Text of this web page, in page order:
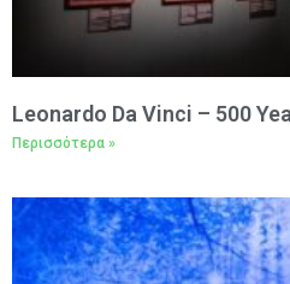
Leonardo Da Vinci – 500
Περισσότερα »